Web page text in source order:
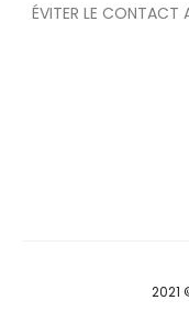
ÉVITER LE CONTACT
2021